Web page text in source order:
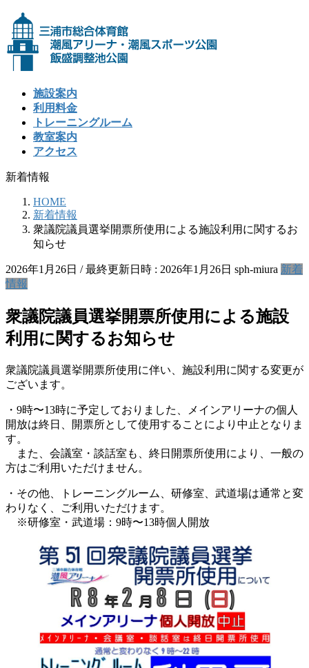
ン
テ
ン
ツ
ビ
ゲ
ー
シ
施設案内
利用料金
トレーニングルーム
教室案内
アクセス
新着情報
HOME
新着情報
衆議院議員選挙開票所使用による施設利用に関するお
知らせ
2026年1月26日 / 最終更新日時 : 2026年1月26日 sph-miura 新着
情報
衆議院議員選挙開票所使用による施設
利用に関するお知らせ
衆議院議員選挙開票所使用に伴い、施設利用に関する変更が
ございます。
・9時〜13時に予定しておりました、メインアリーナの個人
開放は終日、開票所として使用することにより中止となりま
す。
また、会議室・談話室も、終日開票所使用により、一般の
方はご利用いただけません。
・その他、トレーニングルーム、研修室、武道場は通常と変
わりなく、ご利用いただけます。
※研修室・武道場：9時〜13時個人開放